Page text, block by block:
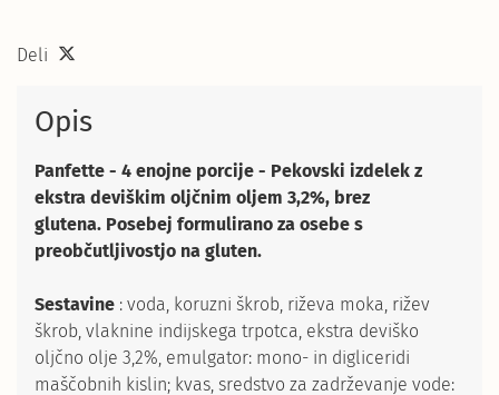
Deli
Opis
Panfette - 4 enojne porcije - Pekovski izdelek z
ekstra deviškim oljčnim oljem 3,2%, brez
glutena. Posebej formulirano za osebe s
preobčutljivostjo na gluten.
Sestavine : voda, koruzni škrob, riževa moka, rižev
škrob, vlaknine indijskega trpotca, ekstra deviško
oljčno olje 3,2%, emulgator: mono- in digliceridi
maščobnih kislin; kvas, sredstvo za zadrževanje vode: